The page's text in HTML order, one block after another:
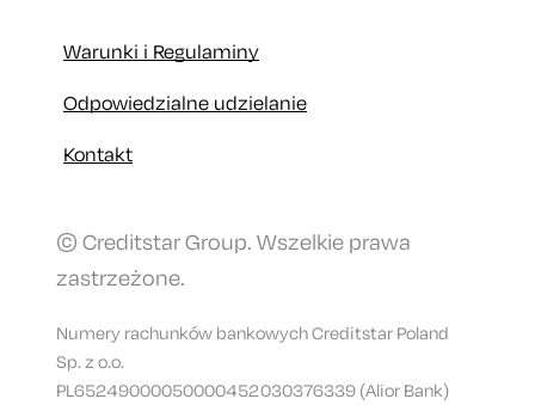
Warunki i Regulaminy
Odpowiedzialne udzielanie
Kontakt
© Creditstar Group. Wszelkie prawa
zastrzeżone.
Numery rachunków bankowych Creditstar Poland
Sp. z o.o.
PL65249000050000452030376339 (Alior Bank)